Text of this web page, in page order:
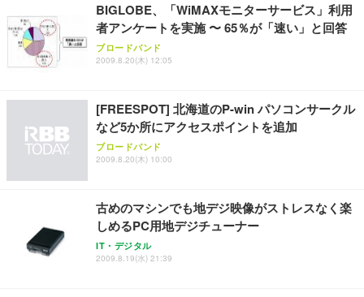
BIGLOBE、「WiMAXモニターサービス」利用
者アンケートを実施 〜 65％が「速い」と回答
ブロードバンド
2009.8.20(木) 12:05
[FREESPOT] 北海道のP-win パソコンサークル
など5か所にアクセスポイントを追加
ブロードバンド
2009.8.20(木) 10:00
古めのマシンでも地デジ映像がストレスなく楽
しめるPC用地デジチューナー
IT・デジタル
2009.8.19(水) 21:39